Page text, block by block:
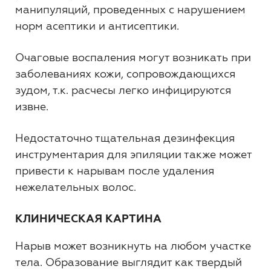
манипуляций, проведенных с нарушением
норм асептики и антисептики.
Очаговые воспаления могут возникать при
заболеваниях кожи, сопровождающихся
зудом, т.к. расчесы легко инфицируются
извне.
Недостаточно тщательная дезинфекция
инструментария для эпиляции также может
привести к нарывам после удаления
нежелательных волос.
КЛИНИЧЕСКАЯ КАРТИНА
Нарыв может возникнуть на любом участке
тела. Образование выглядит как твердый